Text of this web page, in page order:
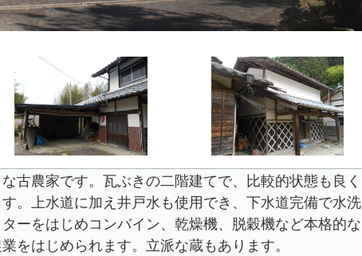
古農家です。瓦ぶきの二階建てで、比較的状態も良く
。上水道に加え井戸水も使用でき、下水道完備で水洗
ーをはじめコンバイン、乾燥機、脱穀機など本格的な
をはじめられます。立派な蔵もあります。